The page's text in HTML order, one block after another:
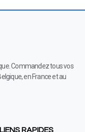
Commandez tous vos
en France et au
LIENS RAPIDES